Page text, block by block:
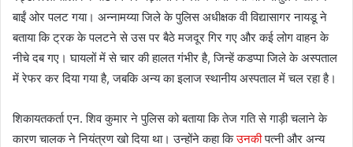
बाईं ओर पलट गया। अन्नामय्या जिले के पुलिस अधीक्षक वी विद्यासागर नायडू ने
बताया कि ट्रक के पलटने से उस पर बैठे मजदूर गिर गए और कई लोग वाहन के
नीचे दब गए। घायलों में से चार की हालत गंभीर है, जिन्हें कडप्पा जिले के अस्पताल
में रेफर कर दिया गया है, जबकि अन्य का इलाज स्थानीय अस्पताल में चल रहा है।
शिकायतकर्ता एन. शिव कुमार ने पुलिस को बताया कि तेज गति से गाड़ी चलाने के
कारण चालक ने नियंत्रण खो दिया था। उन्होंने कहा किउनकीपत्नी और अन्य